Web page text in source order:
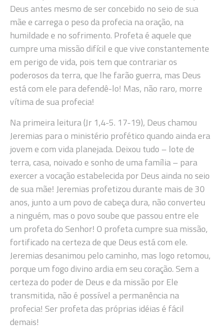
Deus antes mesmo de ser concebido no seio de sua
mãe e carrega o peso da profecia na oração, na
humildade e no sofrimento. Profeta é aquele que
cumpre uma missão difícil e que vive constantemente
em perigo de vida, pois tem que contrariar os
poderosos da terra, que lhe farão guerra, mas Deus
está com ele para defendê-lo! Mas, não raro, morre
vítima de sua profecia!
Na primeira leitura (Jr 1,4-5. 17-19), Deus chamou
Jeremias para o ministério profético quando ainda era
jovem e com vida planejada. Deixou tudo – lote de
terra, casa, noivado e sonho de uma família – para
exercer a vocação estabelecida por Deus ainda no seio
de sua mãe! Jeremias profetizou durante mais de 30
anos, junto a um povo de cabeça dura, não converteu
a ninguém, mas o povo soube que passou entre ele
um profeta do Senhor! O profeta cumpre sua missão,
fortificado na certeza de que Deus está com ele.
Jeremias desanimou pelo caminho, mas logo retomou,
porque um fogo divino ardia em seu coração. Sem a
certeza do poder de Deus e da missão por Ele
transmitida, não é possível a permanência na
profecia! Ser profeta das próprias idéias é fácil
demais!